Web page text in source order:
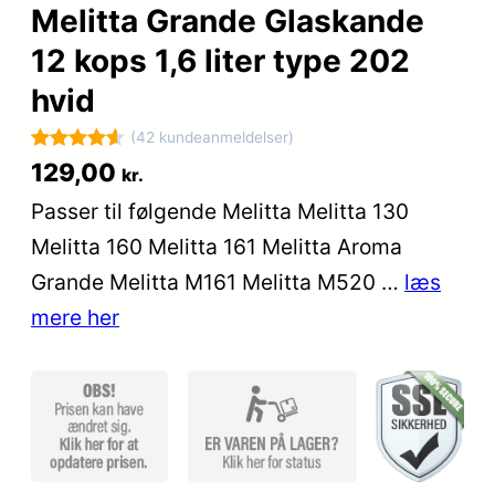
Melitta Grande Glaskande
12 kops 1,6 liter type 202
hvid
Bedømt
som
ud af 5
baseret på
42
kundebedø
(42 kundeanmeldelser)
129,00 kr.
Passer til følgende Melitta Melitta 130
Melitta 160 Melitta 161 Melitta Aroma
Grande Melitta M161 Melitta M520 … læs
mere her